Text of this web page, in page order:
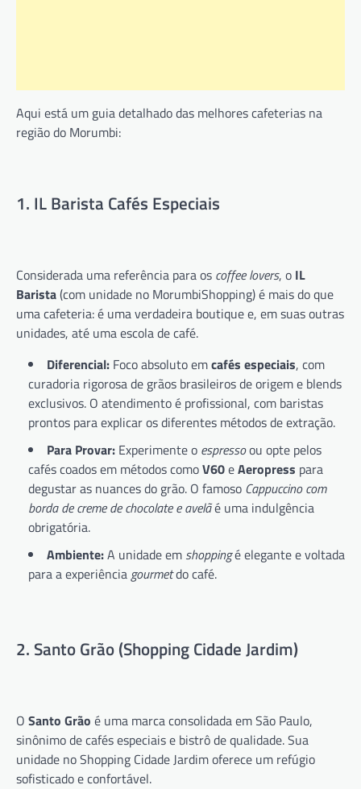
Aqui está um guia detalhado das melhores cafeterias na
região do Morumbi:
1. IL Barista Cafés Especiais
Considerada uma referência para os coffee lovers, o IL
Barista(com unidade no MorumbiShopping) é mais do que
uma cafeteria: é uma verdadeira boutique e, em suas outras
unidades, até uma escola de café.
Diferencial: Foco absoluto emcafés especiais, com
curadoria rigorosa de grãos brasileiros de origem e blends
exclusivos. O atendimento é profissional, com baristas
prontos para explicar os diferentes métodos de extração.
Para Provar: Experimente o espressoou opte pelos
cafés coados em métodos comoV60eAeropress para
degustar as nuances do grão. O famoso Cappuccino com
borda de creme de chocolate e avelãé uma indulgência
obrigatória.
Ambiente:A unidade em shoppingé elegante e voltada
para a experiênciagourmetdo café.
2. Santo Grão (Shopping Cidade Jardim)
O Santo Grão é uma marca consolidada em São Paulo,
sinônimo de cafés especiais e bistrô de qualidade. Sua
unidade no Shopping Cidade Jardim oferece um refúgio
sofisticado e confortável.